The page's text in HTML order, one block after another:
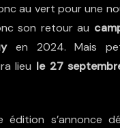
au vert pour une
son retour au
en 2024. Mais
lieu le 27
édition s’annonce